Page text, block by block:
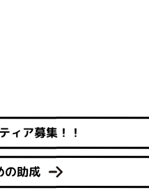
ィア募集！！
の助成